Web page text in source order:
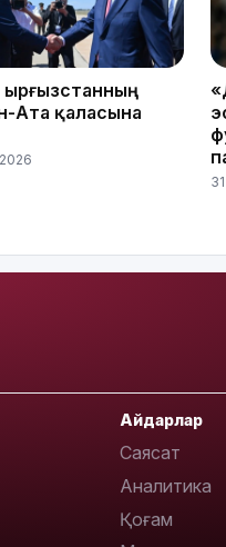
Ата қаласына
Айдарлар
Саясат
Аналитика
Қоғам